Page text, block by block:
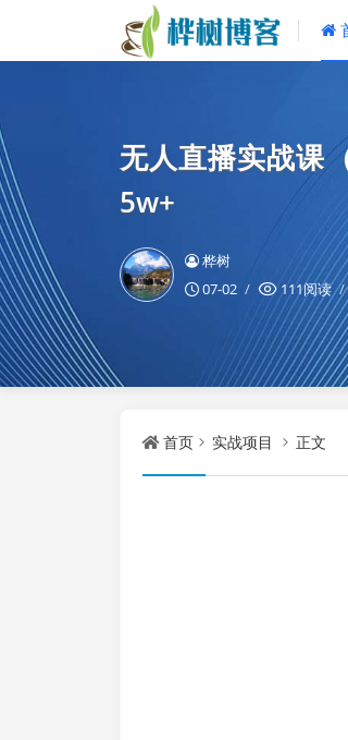
无人直播实战课
5w+
桦树
07-02
111阅读
首页 实战项目 正文